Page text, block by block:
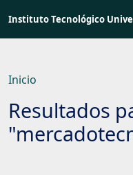
contenido
Instituto Tecnológico
Inicio
Resultados